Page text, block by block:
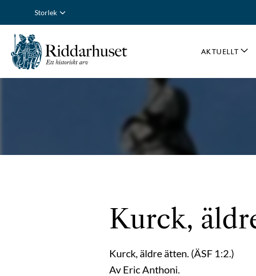
Storlek
AKTUELLT
Kurck,
Kurck, äldre ätten. (ÄSF 1:2.)
Av Eric Anthoni.